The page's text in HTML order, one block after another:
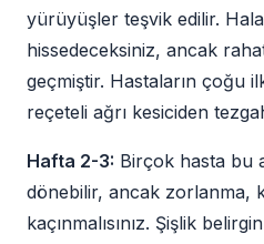
yürüyüşler teşvik edilir.
hissedeceksiniz, ancak
geçmiştir. Hastaların çoğu
reçeteli ağrı kesiciden
Hafta 2-3: Birçok hasta bu
dönebilir, ancak zorlanma,
kaçınmalısınız. Şişlik